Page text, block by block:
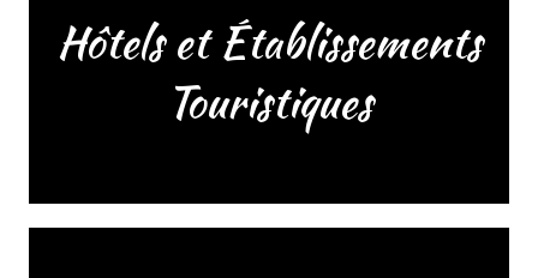
Hôtels et Établissements
Touristiques